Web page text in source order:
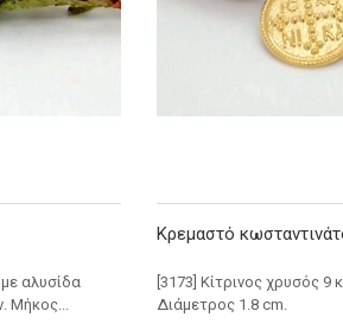
αλυσίδα
Μήκος...
Κρεμαστό
[3173] Κίτρινος χρυσός 9
Διάμετρος 1.8 cm.